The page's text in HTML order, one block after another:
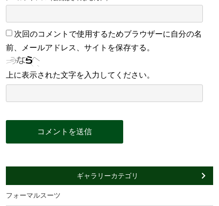
次回のコメントで使用するためブラウザーに自分の名
前、メールアドレス、サイトを保存する。
上に表示された文字を入力してください。
ギャラリーカテゴリ
フォーマルスーツ